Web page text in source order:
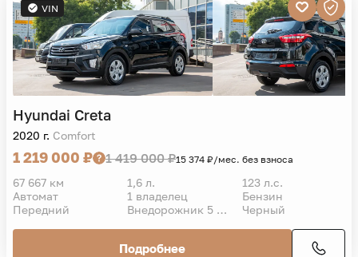
VIN
Hyundai Creta
2020 г. Comfort
1 219 000 ₽ 1 419 000 ₽15 374 ₽/мес. без взноса
67 667 км 1,6 л.
123 л.с.
Автомат
1 владелец
Бензин
Передний
Внедорожник 5 дв. Черный
Подробнее